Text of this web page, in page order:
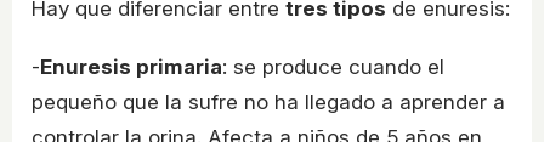
Hay que diferenciar entre tres tipos de enuresis:
-Enuresis primaria: se produce cuando el
pequeño que la sufre no ha llegado a aprender a